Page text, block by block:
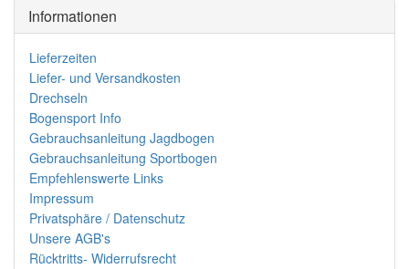
Informationen
Lieferzeiten
Liefer- und Versandkosten
Drechseln
Bogensport Info
Gebrauchsanleitung Jagdbogen
Gebrauchsanleitung Sportbogen
Empfehlenswerte Links
Impressum
Privatsphäre / Datenschutz
Unsere AGB's
Rücktritts- Widerrufsrecht